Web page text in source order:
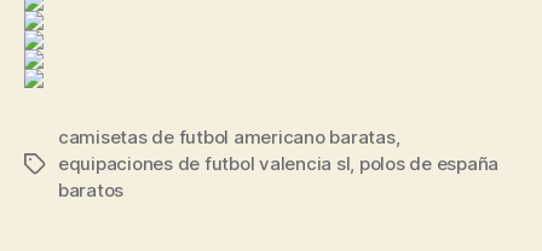
Etiquetas
camisetas de futbol americano baratas,
equipaciones de futbol valencia sl, polos de españa
baratos